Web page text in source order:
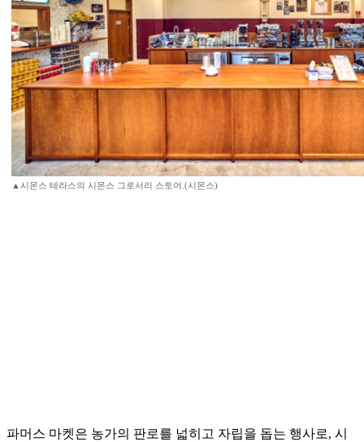
▲시몬스 테라스의 시몬스 그로서리 스토어.(시몬스)
파머스 마켓은 농가의 판로를 넓히고 자립을 돕는 행사로, 시